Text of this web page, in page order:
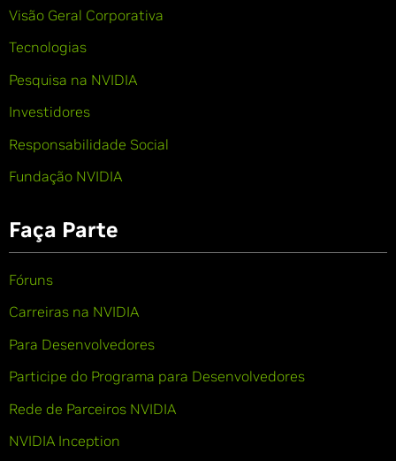
Visão Geral Corporativa
Tecnologias
Pesquisa na NVIDIA
Investidores
Responsabilidade Social
Fundação NVIDIA
Faça Parte
Fóruns
Carreiras na NVIDIA
Para Desenvolvedores
Participe do Programa para Desenvolvedores
Rede de Parceiros NVIDIA
NVIDIA Inception